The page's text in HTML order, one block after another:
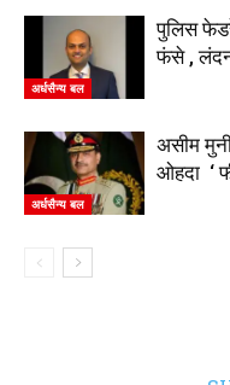
अर्धसैन्य बल
पुलिस
फंसे , लंदन
अर्धसैन्य बल
असीम
ओहदा ‘